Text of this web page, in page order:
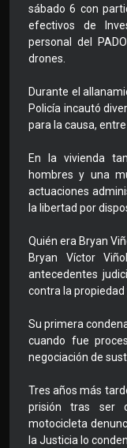
sábado 6 con
efectivos de
personal del
drones.
Durante el
Policía incautó
para la causa,
En la vivienda
hombres y una
actuaciones
la libertad por
Quién era Bryan
Bryan Víctor
antecedentes
contra la
Su primera
cuando fue
negociación de
Tres años más
prisión tras ser
motocicleta
la Justicia lo